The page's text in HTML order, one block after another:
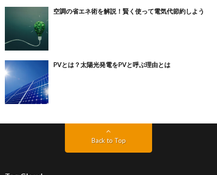
空調の省エネ術を解説！賢く使って電気代節約しよう
PVとは？太陽光発電をPVと呼ぶ理由とは
Back to Top